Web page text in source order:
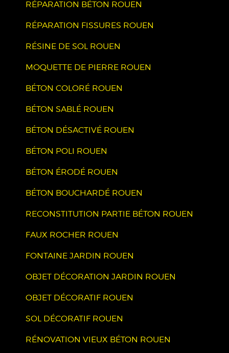
RÉPARATION BÉTON ROUEN
RÉPARATION FISSURES ROUEN
RÉSINE DE SOL ROUEN
MOQUETTE DE PIERRE ROUEN
BÉTON COLORÉ ROUEN
BÉTON SABLÉ ROUEN
BÉTON DÉSACTIVÉ ROUEN
BÉTON POLI ROUEN
BÉTON ÉRODÉ ROUEN
BÉTON BOUCHARDÉ ROUEN
RECONSTITUTION PARTIE BÉTON ROUEN
FAUX ROCHER ROUEN
FONTAINE JARDIN ROUEN
OBJET DÉCORATION JARDIN ROUEN
OBJET DÉCORATIF ROUEN
SOL DÉCORATIF ROUEN
RÉNOVATION VIEUX BÉTON ROUEN